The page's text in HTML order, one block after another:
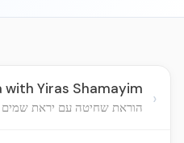
with Yiras Shamayim
הוראת שחיטה עם יראת שמים ›